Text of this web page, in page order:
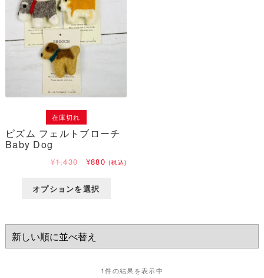
在庫切れ
ピズム フェルトブローチ
Baby Dog
¥1,430
元
価
格
で
し
た。
¥880現
¥880
す。
(税込)
オプションを選択
1件の結果を表示中